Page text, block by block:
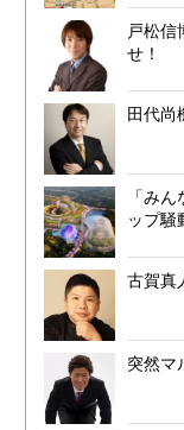
戸松信
せ！
田代尚
「み
ップ騒
古賀真
突然マ